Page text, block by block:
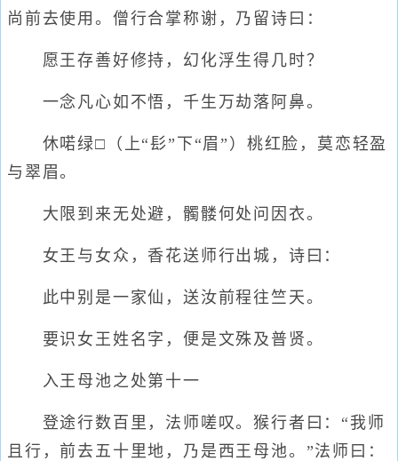
尚前去使用。僧行合掌称谢，乃留诗曰：
愿王存善好修持，幻化浮生得几时？
一念凡心如不悟，千生万劫落阿鼻。
休喏绿□（上“髟”下“眉”）桃红脸，莫恋轻盈
与翠眉。
大限到来无处避，髑髅何处问因衣。
女王与女众，香花送师行出城，诗曰：
此中别是一家仙，送汝前程往竺天。
要识女王姓名字，便是文殊及普贤。
入王母池之处第十一
登途行数百里，法师嗟叹。猴行者曰：“我师
且行，前去五十里地，乃是西王母池。”法师曰：